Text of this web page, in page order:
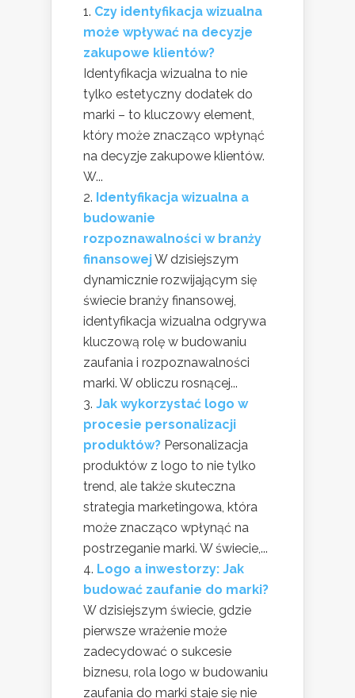
Czy identyfikacja wizualna
może wpływać na decyzje
zakupowe klientów?
Identyfikacja wizualna to nie
tylko estetyczny dodatek do
marki – to kluczowy element,
który może znacząco wpłynąć
na decyzje zakupowe klientów.
W...
Identyfikacja wizualna a
budowanie
rozpoznawalności w branży
finansowejW dzisiejszym
dynamicznie rozwijającym się
świecie branży finansowej,
identyfikacja wizualna odgrywa
kluczową rolę w budowaniu
zaufania i rozpoznawalności
marki. W obliczu rosnącej...
Jak wykorzystać logo w
procesie personalizacji
produktów? Personalizacja
produktów z logo to nie tylko
trend, ale także skuteczna
strategia marketingowa, która
może znacząco wpłynąć na
postrzeganie marki. W świecie,...
Logo a inwestorzy: Jak
budować zaufanie do marki?
W dzisiejszym świecie, gdzie
pierwsze wrażenie może
zadecydować o sukcesie
biznesu, rola logo w budowaniu
zaufania do marki staje się nie